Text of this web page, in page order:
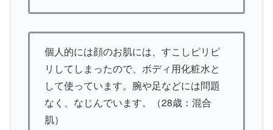
個人的には顔のお肌には、すこしピリピ
リしてしまったので、ボディ用化粧水と
して使っています。腕や足などには問題
なく、なじんでいます。（28歳：混合
肌）